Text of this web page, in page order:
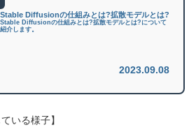
Stable Diffusionの仕組みとは?拡散モデルとは?
Stable Diffusionの仕組みとは?拡散モデルとは?について
紹介します。
2023.09.08
いる様子】